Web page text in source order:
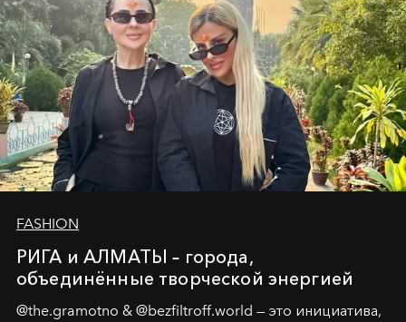
FASHION
РИГА и АЛМАТЫ – города,
объединённые творческой энергией
@the.gramotno & @bezfiltroff.world — это инициатива,